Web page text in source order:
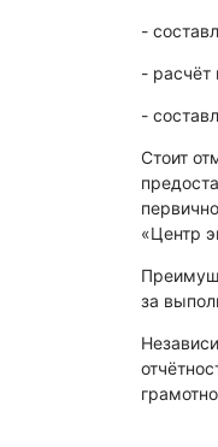
-
- расчёт
-
Стоит
«Центр
за